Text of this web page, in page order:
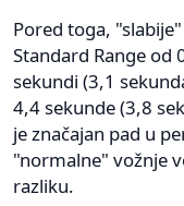
Pored toga,
Standard Range od
sekundi (3,1
4,4 sekunde (3,8
je značajan pad u
"normalne" vožnje
razliku.